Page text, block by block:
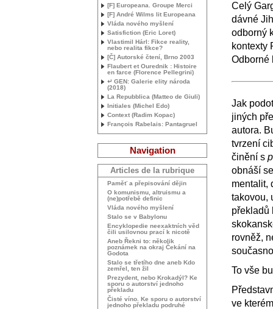
Celý
dávné
odborný
kontexty
Odborné
Jak
jiných
autora.
tvrzení
činění s
obnáší
mentalit,
takovou,
překladů
rovněž,
To vše
ve
[F] Europeana. Groupe Merci
[F] André Wilms lit Europeana
Vláda nového myšlení
Satisfiction (Eric Loret)
Vlastimil Hárl: Fikce reality,
nebo realita fikce?
[Č] Autorské čtení, Brno 2003
Flaubert et Ourednik : Histoire
en farce (Florence Pellegrini)
↵ GEN: Galerie elity národa
(2018)
La Repubblica (Matteo de Giuli)
Initiales (Michel Edo)
Context (Radim Kopac)
François Rabelais: Pantagruel
Navigation
Articles de la rubrique
Paměť a přepisování dějin
O komunismu, altruismu a
(ne)potřebě definic
Vláda nového myšlení
Stalo se v Babylonu
Encyklopedie neexaktních věd
čili usilovnou prací k nicotě
Aneb Řekni to: několik
poznámek na okraj Čekání na
Godota
Stalo se třetího dne aneb Kdo
zemřel, ten žil
Prezydent, nebo Krokadýl? Ke
sporu o autorství jednoho
překladu
Čisté víno. Ke sporu o autorství
jednoho překladu podruhé